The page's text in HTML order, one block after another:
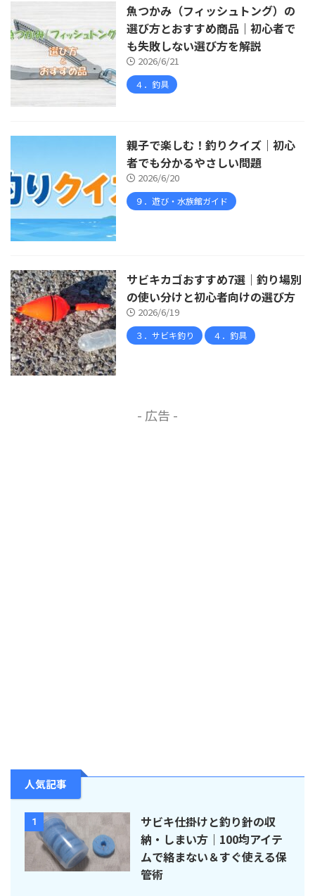
魚つかみ（フィッシュトング）の
選び方とおすすめ商品｜初心者で
も失敗しない選び方を解説
2026/6/21
４．釣具
親子で楽しむ！釣りクイズ｜初心
者でも分かるやさしい問題
2026/6/20
９．遊び・水族館ガイド
サビキカゴおすすめ7選｜釣り場別
の使い分けと初心者向けの選び方
2026/6/19
３．サビキ釣り ４．釣具
- 広告 -
人気記事
1
サビキ仕掛けと釣り針の収
納・しまい方｜100均アイテ
ムで絡まない＆すぐ使える保
管術